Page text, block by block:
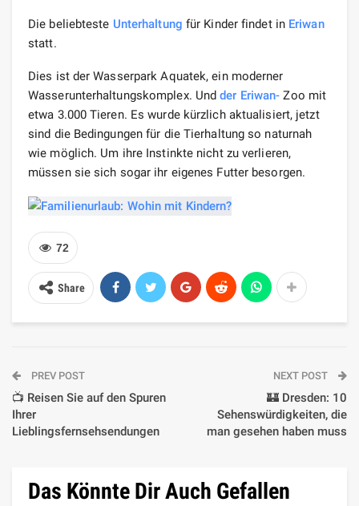
Die beliebteste Unterhaltung für Kinder findet in Eriwan
statt.
Dies ist der Wasserpark Aquatek, ein moderner
Wasserunterhaltungskomplex. Undder Eriwan- Zoo mit
etwa 3.000 Tieren. Es wurde kürzlich aktualisiert, jetzt
sind die Bedingungen für die Tierhaltung so naturnah
wie möglich. Um ihre Instinkte nicht zu verlieren,
müssen sie sich sogar ihr eigenes Futter besorgen.
72
Share
PREV POST
📺 Reisen Sie auf den Spuren
Ihrer
Lieblingsfernsehsendungen
NEXT POST
🏰 Dresden: 10
Sehenswürdigkeiten, die
man gesehen haben muss
Das Könnte Dir Auch Gefallen